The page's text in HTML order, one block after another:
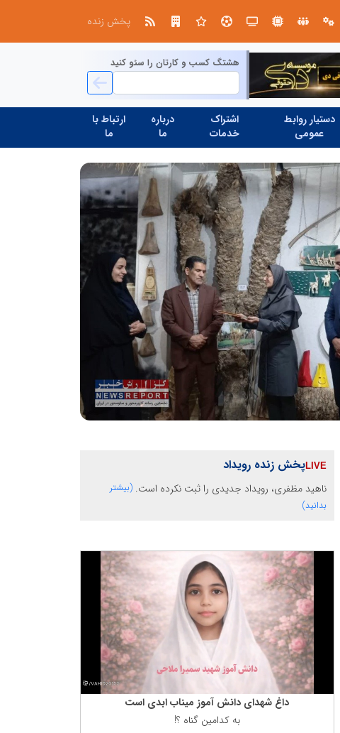
پخش زنده
هشتگ کسب و کارتان را سئو کنید
دستیار روابط
عمومی
اشتراک
خدمات
درباره
ما
ارتباط با
ما
پخش زنده رویداد
ناهید مظفری، رویداد جدیدی را ثبت نکرده است. (بیشتر
بدانید)
داغ شهدای دانش آموز میناب ابدی است
به كدامین گناه ؟!